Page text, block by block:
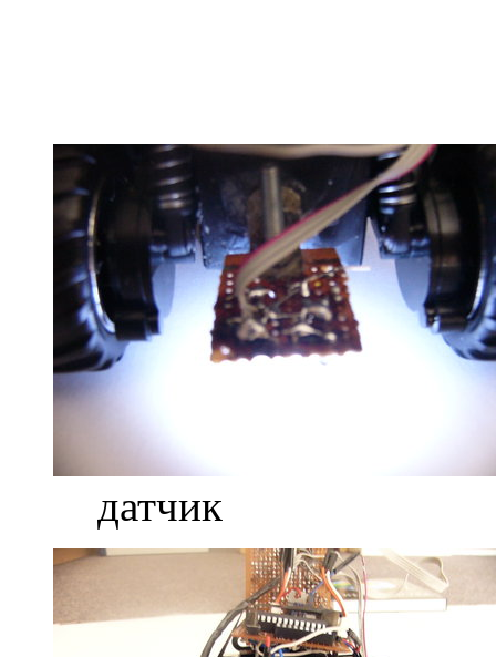
датчик